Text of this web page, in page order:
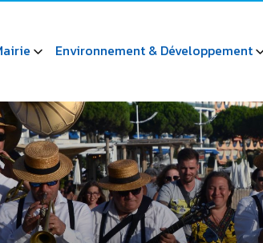
Environnement & Développement